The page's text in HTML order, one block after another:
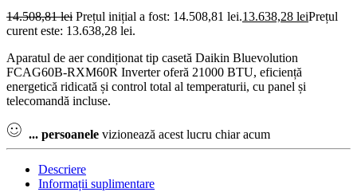
14.508,81lei Prețul inițial a fost: 14.508,81 lei.13.638,28 leiPrețul
curent este: 13.638,28 lei.
Aparatul de aer condiționat tip casetă Daikin Bluevolution
FCAG60B-RXM60R Inverter oferă 21000 BTU, eficiență
energetică ridicată și control total al temperaturii, cu panel și
telecomandă incluse.
... persoanele vizionează acest lucru chiar acum
Descriere
Informații suplimentare